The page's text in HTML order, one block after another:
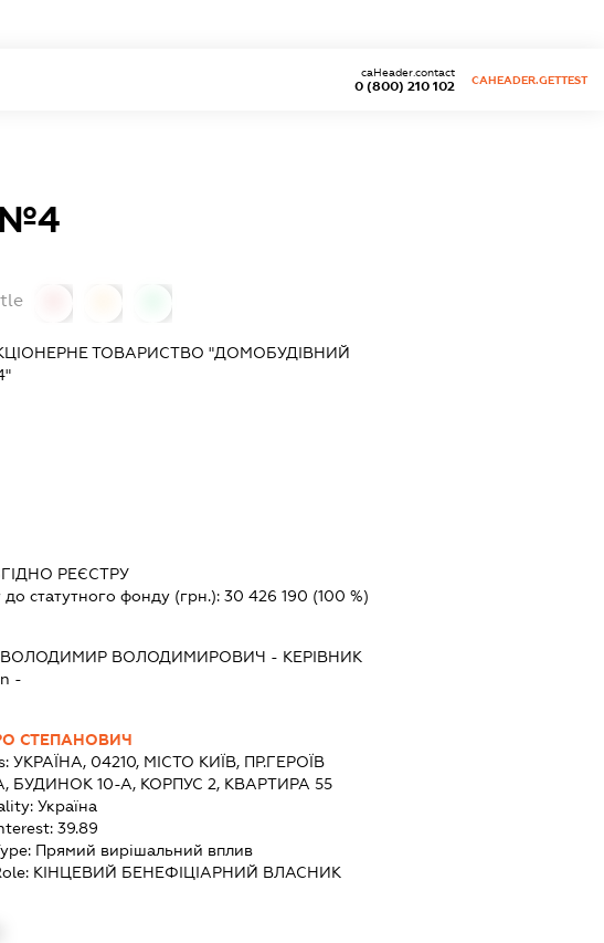
0 (800) 210 102
caHeader.contact
CAHEADER.GETTEST
№4
ТОВАРИСТВО "ДОМОБУДІВНИЙ
РЕЄСТРУ
до статутного фонду (грн.):30 426 190 (100 %)
ВОЛОДИМИРОВИЧ - КЕРІВНИК
-
СТЕПАНОВИЧ
УКРАЇНА, 04210, МІСТО КИЇВ, ПР.ГЕРОЇВ
БУДИНОК 10-А, КОРПУС 2, КВАРТИРА 55
Україна
39.89
Прямий вирішальний вплив
КІНЦЕВИЙ БЕНЕФІЦІАРНИЙ ВЛАСНИК